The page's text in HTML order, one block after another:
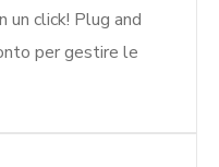
un click! Plug and
per gestire le